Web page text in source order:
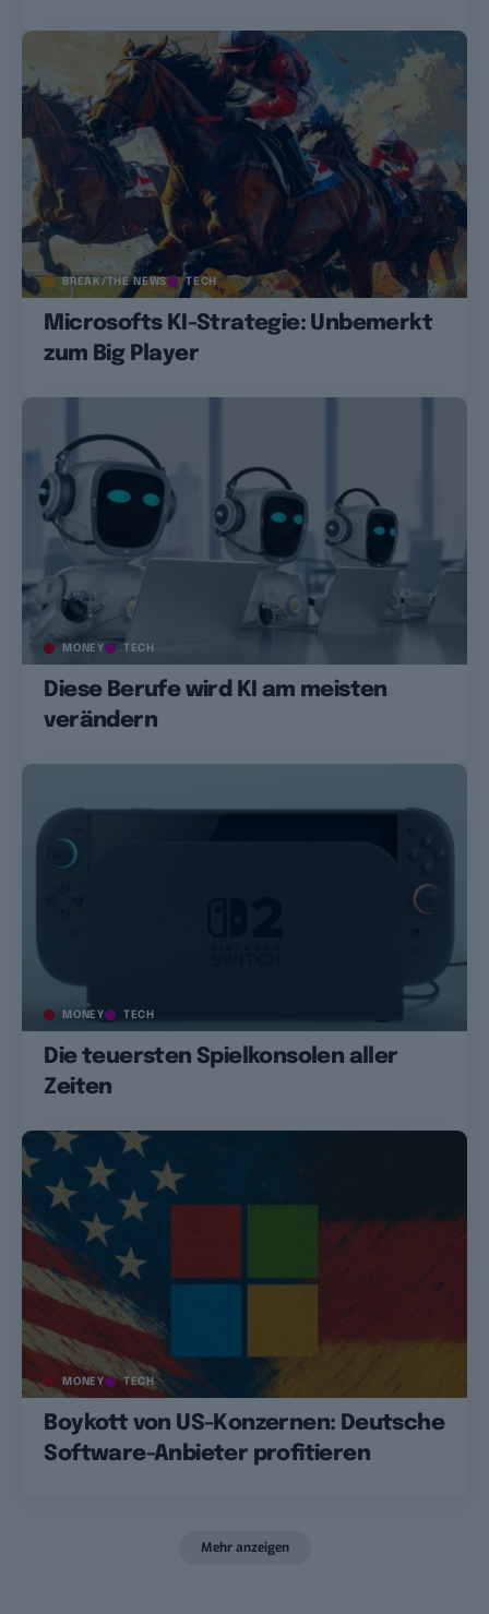
BREAK/THE NEWS TECH
Microsofts KI-Strategie: Unbemerkt
zum Big Player
MONEY TECH
Diese Berufe wird KI am meisten
verändern
MONEY TECH
Die teuersten Spielkonsolen aller
Zeiten
MONEY TECH
Boykott von US-Konzernen: Deutsche
Software-Anbieter profitieren
Mehr anzeigen